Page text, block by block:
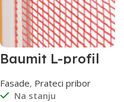
Baumit L-profil
sa mrežicom 2,5
Fasade, Prateci pribor
Na stanju